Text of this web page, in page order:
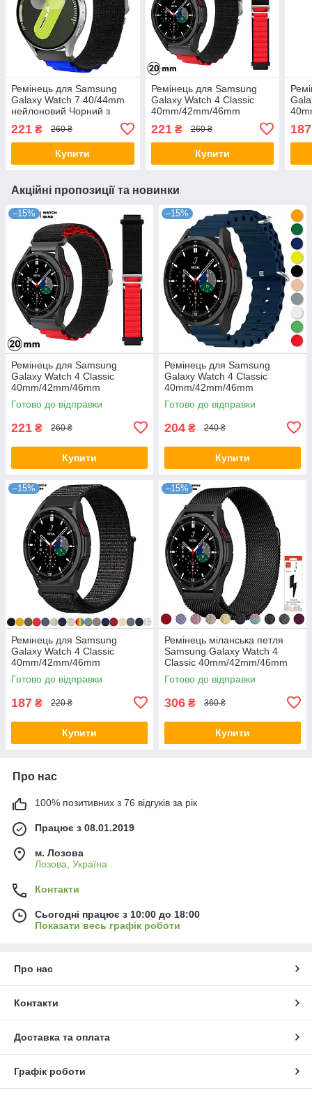
Ремінець для Samsung
Galaxy Watch 7 40/44mm
нейлоновий Чорний з
221 ₴ 260 ₴
Купити
Ремінець для Samsung
Galaxy Watch 4 Classic
40mm/42mm/46mm
червоним
221₴ 260 ₴
Купити
187
Акційні пропозиції та новинки
–15%
Ремінець для Samsung
Galaxy Watch 4 Classic
40mm/42mm/46mm
нейлоновий Чорний з
червоним
Готово до відправки
221 ₴ 260 ₴
Купити
–15%
Ремінець для Samsung
Galaxy Watch 4 Classic
40mm/42mm/46mm
силіконовий 20 mm Темно
синій
Готово до відправки
204 ₴ 240 ₴
Купити
–15%
Ремінець для Samsung
Galaxy Watch 4 Classic
40mm/42mm/46mm
нейлоновий Чорний
Готово до відправки
187 ₴ 220 ₴
Купити
–15%
Ремінець міланська петля
Samsung Galaxy Watch 4
Classic 40mm/42mm/46mm
Чорний
Готово до відправки
306 ₴ 360 ₴
Купити
Про нас
100% позитивних з 76 відгуків за рік
Працює з 08.01.2019
м. Лозова
Лозова, Україна
Контакти
Сьогодні працює з 10:00 до 18:00
Показати весь графік роботи
Про нас
Контакти
Доставка та оплата
Графік роботи